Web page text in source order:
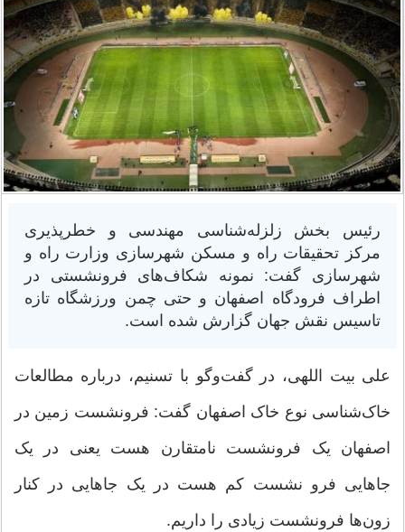
رئیس بخش زلزله‌شناسی مهندسی و خطرپذیری
مرکز تحقیقات راه و مسکن شهرسازی وزارت راه و
شهرسازی گفت: نمونه شکاف‌های فرونشستی در
اطراف فرودگاه اصفهان و حتی چمن ورزشگاه تازه
تاسیس نقش جهان گزارش شده است.
علی بیت اللهی، در گفت‌وگو با تسنیم، درباره مطالعات
خاک‌شناسی نوع خاک اصفهان گفت: فرونشست زمین در
اصفهان یک فرونشست نامتقارن هست یعنی در یک
جاهایی فرو نشست کم هست در یک جاهایی در کنار
زون‌ها فرونشست زیادی را داریم.